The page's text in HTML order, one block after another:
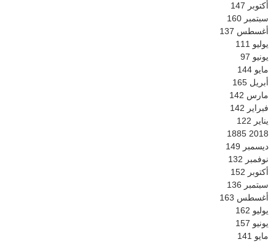
أكتوبر 147
سبتمبر 160
أغسطس 137
يوليو 111
يونيو 97
مايو 144
أبريل 165
مارس 142
فبراير 142
يناير 122
2018
1885
ديسمبر 149
نوفمبر 132
أكتوبر 152
سبتمبر 136
أغسطس 163
يوليو 162
يونيو 157
مايو 141